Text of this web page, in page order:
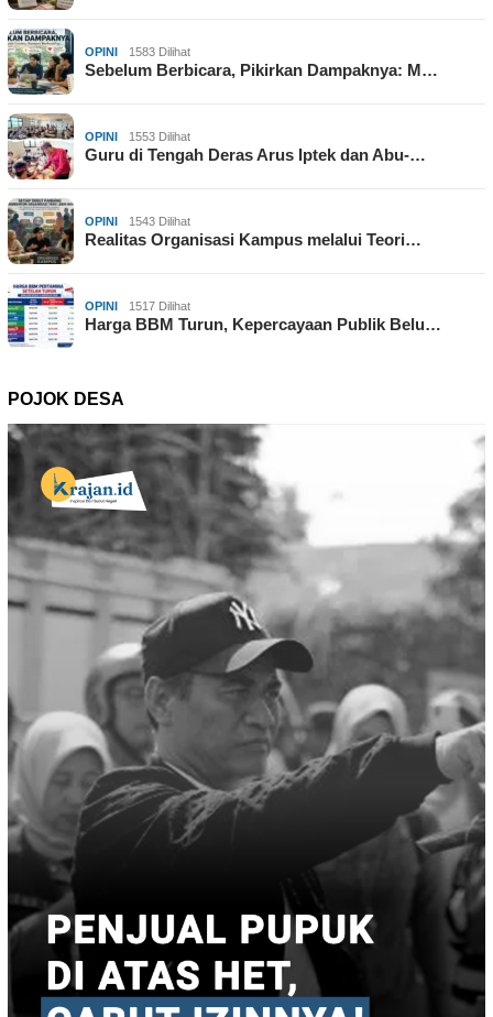
OPINI 1583 Dilihat
Sebelum Berbicara, Pikirkan Dampaknya: M…
OPINI 1553 Dilihat
Guru di Tengah Deras Arus Iptek dan Abu-…
OPINI 1543 Dilihat
Realitas Organisasi Kampus melalui Teori…
OPINI 1517 Dilihat
Harga BBM Turun, Kepercayaan Publik Belu…
POJOK DESA